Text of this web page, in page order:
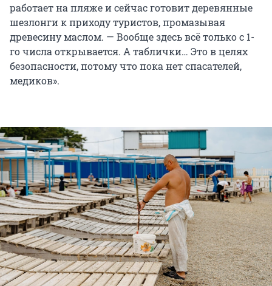
работает на пляже и сейчас готовит деревянные
шезлонги к приходу туристов, промазывая
древесину маслом. — Вообще здесь всё только с 1-
го числа открывается. А таблички… Это в целях
безопасности, потому что пока нет спасателей,
медиков».